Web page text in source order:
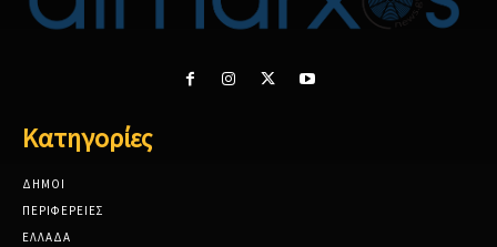
Κατηγορίες
ΔΗΜΟΙ
ΠΕΡΙΦΕΡΕΙΕΣ
ΕΛΛΑΔΑ